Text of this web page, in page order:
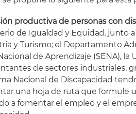
productiva de personas con
de Igualdad y Equidad, junto
y Turismo; el Departamento
de Aprendizaje (SENA),
de sectores industriales,
Nacional de Discapacidad
una hoja de ruta que formule
a fomentar el empleo y el